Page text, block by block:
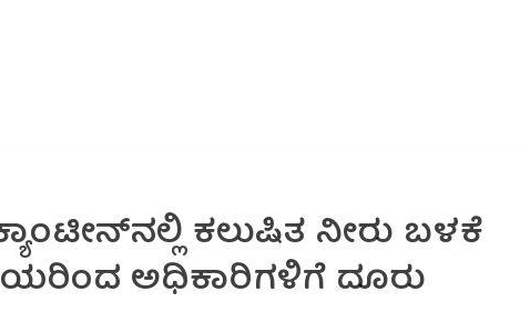
ಕಲುಷಿತ ನೀರು ಬಳಕೆ
ಅಧಿಕಾರಿಗಳಿಗೆ ದೂರು